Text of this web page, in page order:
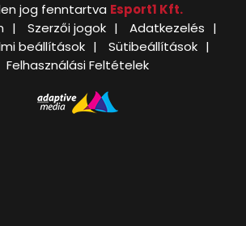
jog fenntartva Esport1 Kft.
Szerzői jogok
Adatkezelés
beállítások
Sütibeállítások
Felhasználási Feltételek